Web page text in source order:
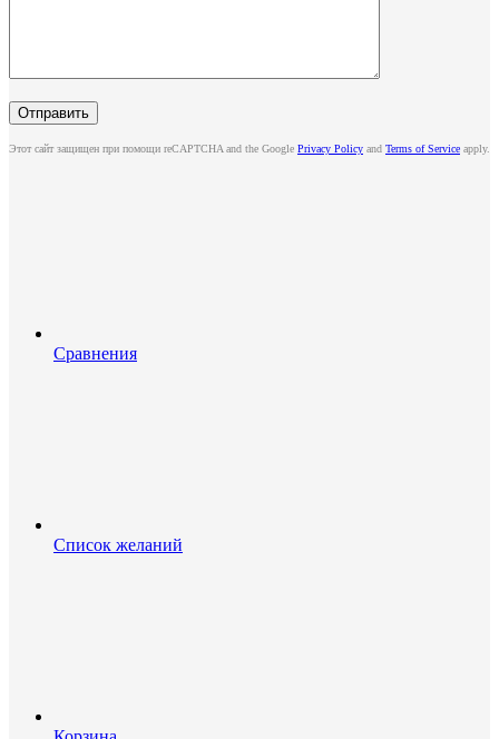
Этот сайт защищен при помощи reCAPTCHA and the Google Privacy Policy and Terms of Service apply.
Сравнения
Список желаний